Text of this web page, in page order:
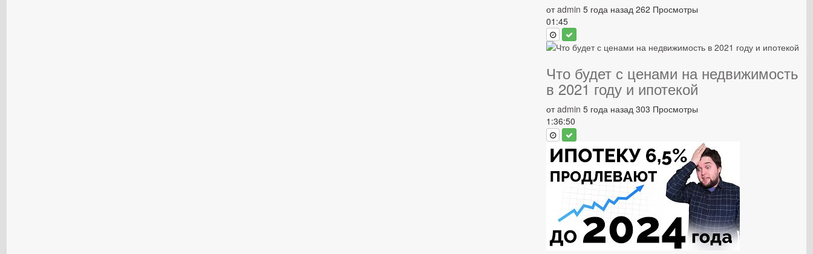
отadmin 5 года назад 262 Просмотры
01:45
Что будет с ценами на недвижимость
в 2021 году и ипотекой
отadmin 5 года назад 303 Просмотры
1:36:50